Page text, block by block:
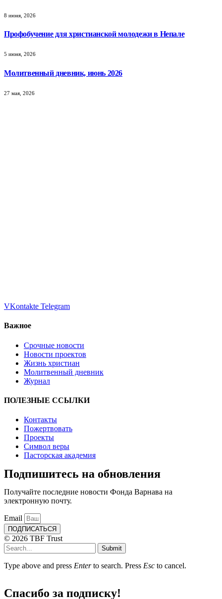
8 июня, 2026
Профобучение для христианской молодежи в Непале
5 июня, 2026
Молитвенный дневник, июнь 2026
27 мая, 2026
VKontakte Telegram
Важное
Срочные новости
Новости проектов
Жизнь христиан
Молитвенный дневник
Журнал
ПОЛЕЗНЫЕ ССЫЛКИ
Контакты
Пожертвовать
Проекты
Символ веры
Пасторская академия
Подпишитесь на обновления
Получайте последние новости Фонда Варнава на
электронную почту.
Email
ПОДПИСАТЬСЯ
© 2026 TBF Trust
Submit
Type above and press Enterto search. Press Esc to cancel.
Спасибо за подписку!